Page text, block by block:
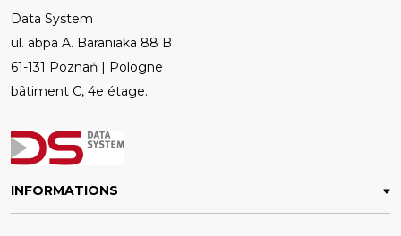
Data System
ul. abpa A. Baraniaka 88 B
61-131 Poznań | Pologne
bâtiment C, 4e étage.
INFORMATIONS